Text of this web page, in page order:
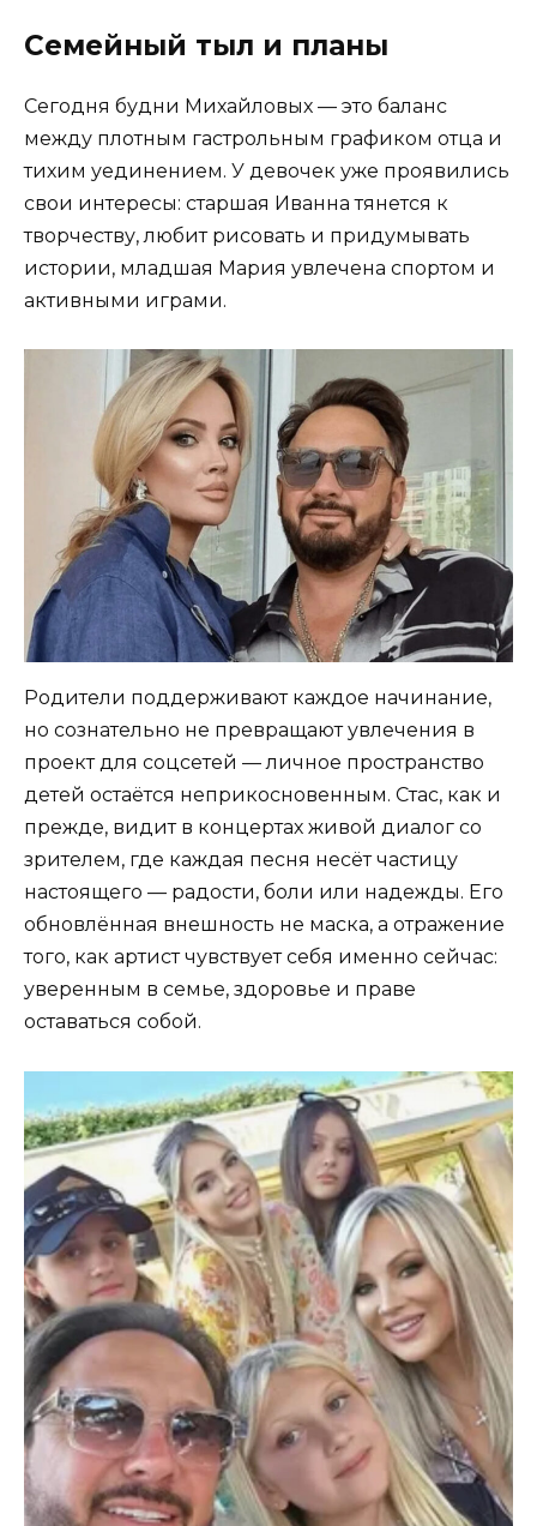
Семейный тыл и планы
Сегодня будни Михайловых — это баланс
между плотным гастрольным графиком отца и
тихим уединением. У девочек уже проявились
свои интересы: старшая Иванна тянется к
творчеству, любит рисовать и придумывать
истории, младшая Мария увлечена спортом и
активными играми.
Родители поддерживают каждое начинание,
но сознательно не превращают увлечения в
проект для соцсетей — личное пространство
детей остаётся неприкосновенным. Стас, как и
прежде, видит в концертах живой диалог со
зрителем, где каждая песня несёт частицу
настоящего — радости, боли или надежды. Его
обновлённая внешность не маска, а отражение
того, как артист чувствует себя именно сейчас:
уверенным в семье, здоровье и праве
оставаться собой.